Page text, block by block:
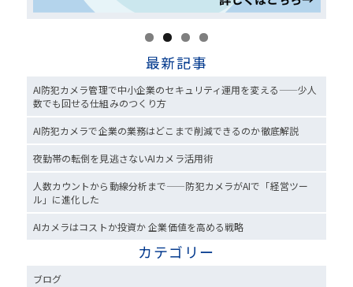
最新記事
AI防犯カメラ管理で中小企業のセキュリティ運用を変える——少人
数でも回せる仕組みのつくり方
AI防犯カメラで企業の業務はどこまで削減できるのか徹底解説
夜勤帯の転倒を見逃さないAIカメラ活用術
人数カウントから動線分析まで——防犯カメラがAIで「経営ツー
ル」に進化した
AIカメラはコストか投資か 企業価値を高める戦略
カテゴリー
ブログ